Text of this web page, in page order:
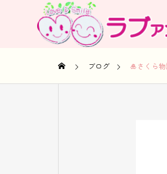
ブログ 🎍さくら